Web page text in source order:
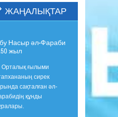
ЖАҢАЛЫҚТАР
Насыр әл-Фараби
жыл
ғылыми
сирек
сақталған әл-
құнды